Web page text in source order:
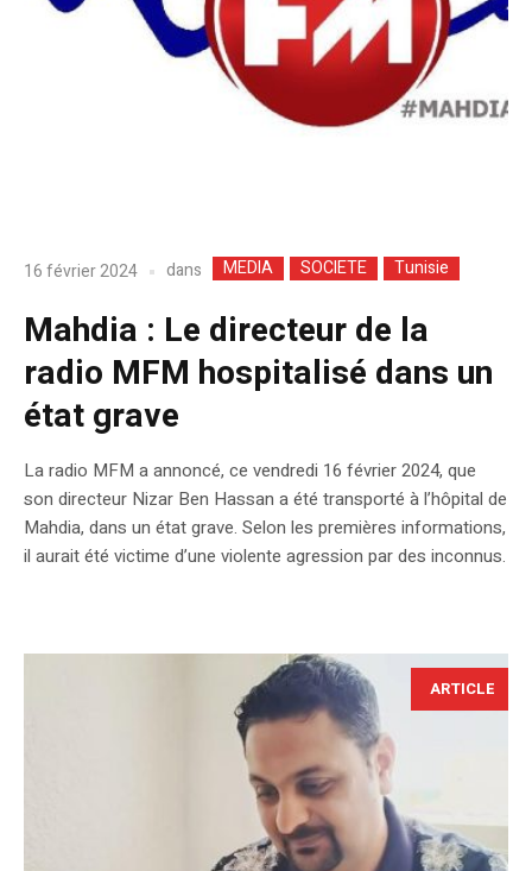
16 février 2024 dans MEDIA SOCIETE Tunisie
Mahdia : Le directeur de la
radio MFM hospitalisé dans un
état grave
La radio MFM a annoncé, ce vendredi 16 février 2024, que
son directeur Nizar Ben Hassan a été transporté à l’hôpital de
Mahdia, dans un état grave. Selon les premières informations,
il aurait été victime d’une violente agression par des inconnus.
ARTICLE